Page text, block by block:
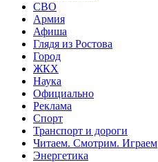
СВО
Армия
Афиша
Глядя из Ростова
Город
ЖКХ
Наука
Официально
Реклама
Спорт
Транспорт и дороги
Читаем. Смотрим. Играем
Энергетика